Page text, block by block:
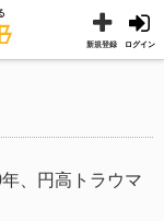
ログイン
新規登録
、円高トラウマ